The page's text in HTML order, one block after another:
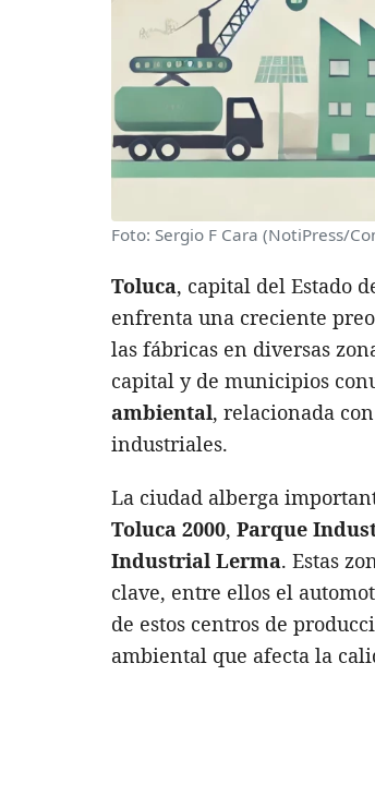
Foto: Sergio F Cara (NotiPress/
Toluca, capital del Estado
enfrenta una creciente
las fábricas en diversas
capital y de municipios
ambiental, relacionada
industriales.
La ciudad alberga
Toluca 2000, Parque
Industrial Lerma. Estas
clave, entre ellos el
de estos centros de
ambiental que afecta la